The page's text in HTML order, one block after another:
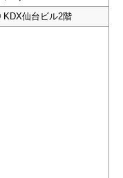
KDX仙台ビル2階